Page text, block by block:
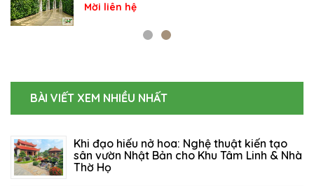
Mời liên hệ
BÀI VIẾT XEM NHIỀU NHẤT
Khi đạo hiếu nở hoa: Nghệ thuật kiến tạo
sân vườn Nhật Bản cho Khu Tâm Linh & Nhà
Thờ Họ